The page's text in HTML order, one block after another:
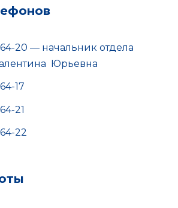
64-20 — начальник отдела
Юрьевна
17
21
22